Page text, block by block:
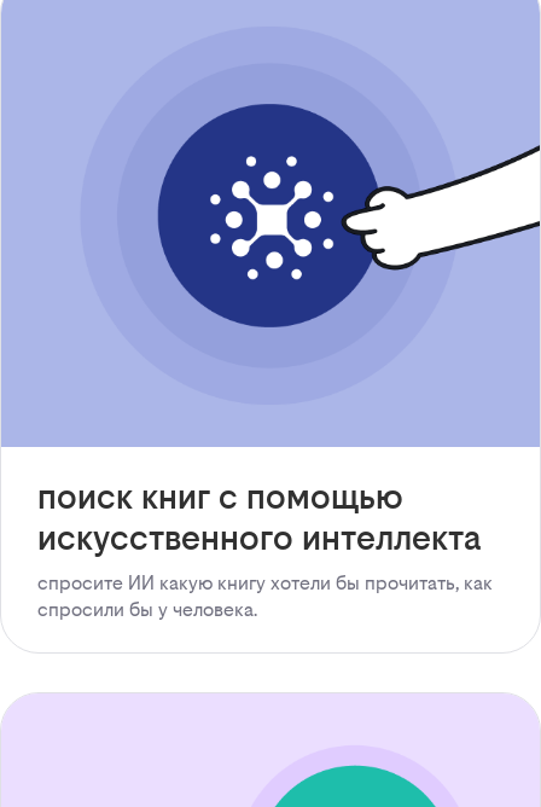
поиск книг с помощью
искусственного интеллекта
спросите ИИ какую книгу хотели бы прочитать, как
спросили бы у человека.